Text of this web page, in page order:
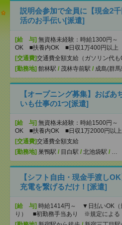
説明会参加で全員に【現金2
活のお手伝い[派遣]
[給 与] 無資格未経験：時給1300円
OK ■扶養内OK ■日収1万400円以上
[交通費]交通費全額支給（ガソリン代も
[勤務地] 館林駅 / 茂林寺前駅 / 成島(群
【オープニング募集】おばあ
いも仕事の1つ[派遣]
[給 与] 無資格未経験：時給1500円
OK ■扶養内OK ■日収1万2000円以上
[交通費]交通費全額支給
[勤務地] 巣鴨駅 / 目白駅 / 北池袋駅 / …
【シフト自由・現金手渡し
充電を繋げるだけ！[派遣]
[給 与] 時給1414円～ ▼日払いOK（
り） ■初勤務手当あり ※規定による